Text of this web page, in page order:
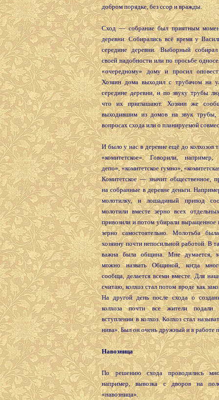
добром порядке, без ссор и вражды.
Сход — собрание был приятным
деревни. Собирались всё время у
середине деревни. Выборный
своей надобности или по просьбе
«очередному» дому и просил
Хозяин дома выходил с трубачом на
середине деревни, и по звуку трубы
что их приглашают. Хозяин же
выходившим из домов на звук
вопросах схода или о планируемой
И было у нас в деревне ещё до колхозов
«комитетское». Говорили, например,
депо», «комитетское гумно»,
Комитетское — значит общественное,
на собранные в деревне деньги.
молотилку, и лошадиный привод
молотили вместе зерно всех
привозили и потом убирали выращенное
зерно самостоятельно. Молотьба
хозяину почти непосильной работой. В
важна была община. Мне думается,
можно назвать Общиной, когда
сообща, делается всеми вместе. Для
считаю, колхоз стал потом вроде как
На другой день после схода о
колхоза почти все жители подали
вступлении в колхоз. Колхоз стал
нива». Был он очень дружный и в работе
Навозница
По решению схода проводились
например, вывозка с дворов на
«навозница».